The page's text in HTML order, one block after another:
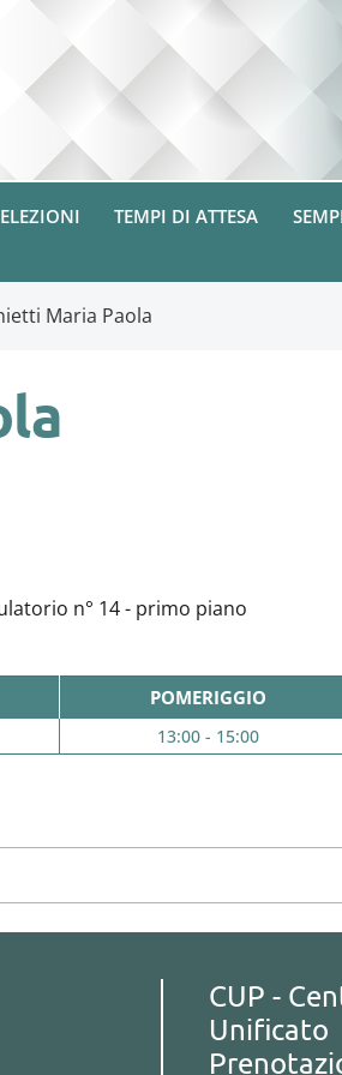
TEMPI DI ATTESA
Maria Paola
n° 14 - primo piano
POMERIGGIO
13:00 - 15:00
CUP -
Unificato